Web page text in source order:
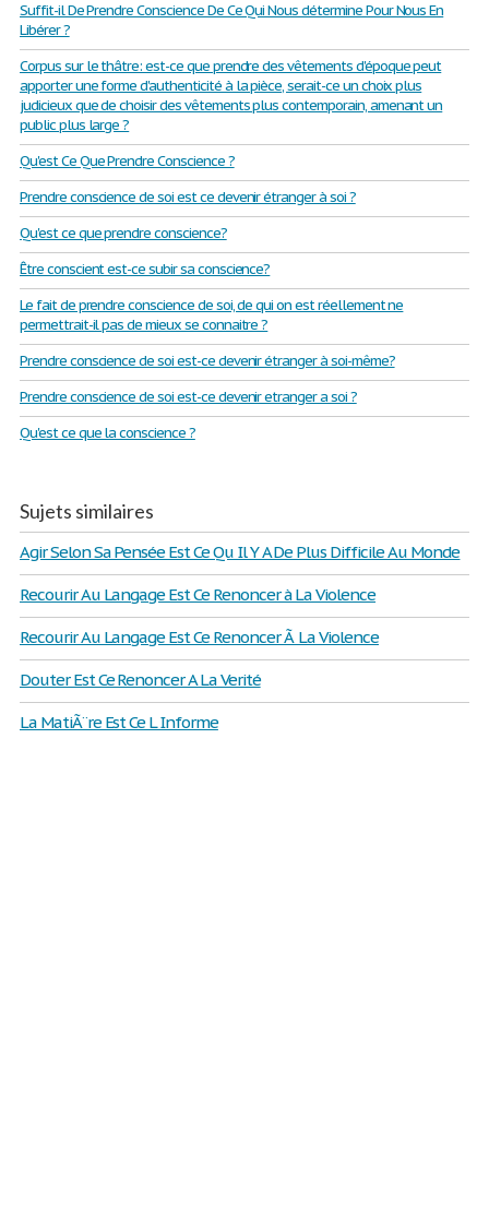
Suffit-il De Prendre Conscience De Ce Qui Nous détermine Pour Nous En
Libérer ?
Corpus sur le thâtre: est-ce que prendre des vêtements d'époque peut
apporter une forme d'authenticité à la pièce, serait-ce un choix plus
judicieux que de choisir des vêtements plus contemporain, amenant un
public plus large ?
Qu'est Ce Que Prendre Conscience ?
Prendre conscience de soi est ce devenir étranger à soi ?
Qu'est ce que prendre conscience?
Être conscient est-ce subir sa conscience?
Le fait de prendre conscience de soi, de qui on est réellement ne
permettrait-il pas de mieux se connaitre ?
Prendre conscience de soi est-ce devenir étranger à soi-même?
Prendre conscience de soi est-ce devenir etranger a soi ?
Qu'est ce que la conscience ?
Sujets similaires
Agir Selon Sa Pensée Est Ce Qu Il Y A De Plus Difficile Au Monde
Recourir Au Langage Est Ce Renoncer à La Violence
Recourir Au Langage Est Ce Renoncer Ã La Violence
Douter Est Ce Renoncer A La Verité
La MatiÃ¨re Est Ce L Informe